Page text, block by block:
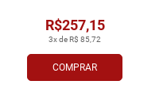
COMPRAR
3x de R$ 85,72
R$257,15